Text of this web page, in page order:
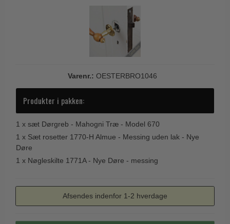
Varenr.: OESTERBRO1046
Produkter i pakken:
1 x sæt Dørgreb - Mahogni Træ - Model 670
1 x Sæt rosetter 1770-H Almue - Messing uden lak - Nye
Døre
1 x Nøgleskilte 1771A - Nye Døre - messing
Afsendes indenfor 1-2 hverdage